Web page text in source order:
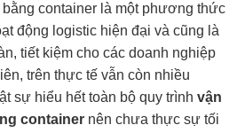
container là một phương thức
động logistic hiện đại và cũng là
tiết kiệm cho các doanh nghiệp
trên thực tế vẫn còn nhiều
sự hiểu hết toàn bộ quy trình vận
container nên chưa thực sự tối